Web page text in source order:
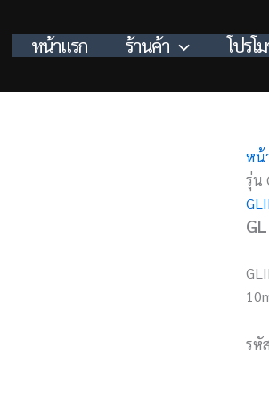
หน้าแรก ร้านค้า โปรโ
หน้
รุ่น
รหั